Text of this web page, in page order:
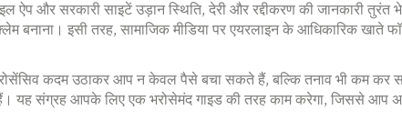
ऐप और सरकारी साइटें उड़ान स्थिति, देरी और रद्दीकरण की जानकारी
बनाना। इसी तरह, सामाजिक मीडिया पर एयरलाइन के आधिकारिक खाते
प्रोसेंसिव कदम उठाकर आप न केवल पैसे बचा सकते हैं, बल्कि तनाव भी कम
यह संग्रह आपके लिए एक भरोसेमंद गाइड की तरह काम करेगा, जिससे आप